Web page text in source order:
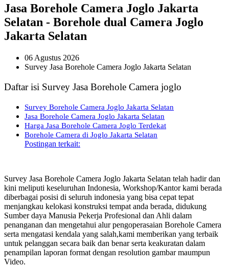
Jasa Borehole Camera Joglo Jakarta
Selatan - Borehole dual Camera Joglo
Jakarta Selatan
06 Agustus 2026
Survey Jasa Borehole Camera Joglo Jakarta Selatan
Daftar isi Survey Jasa Borehole Camera joglo
Survey Borehole Camera Joglo Jakarta Selatan
Jasa Borehole Camera Joglo Jakarta Selatan
Harga Jasa Borehole Camera Joglo Terdekat
Borehole Camera di Joglo Jakarta Selatan
Postingan terkait:
Survey Jasa Borehole Camera Joglo Jakarta Selatan telah hadir dan
kini meliputi keseluruhan Indonesia, Workshop/Kantor kami berada
diberbagai posisi di seluruh indonesia yang bisa cepat tepat
menjangkau kelokasi konstruksi tempat anda berada, didukung
Sumber daya Manusia Pekerja Profesional dan Ahli dalam
penanganan dan mengetahui alur pengoperasaian Borehole Camera
serta mengatasi kendala yang salah,kami memberikan yang terbaik
untuk pelanggan secara baik dan benar serta keakuratan dalam
penampilan laporan format dengan resolution gambar maumpun
Video.